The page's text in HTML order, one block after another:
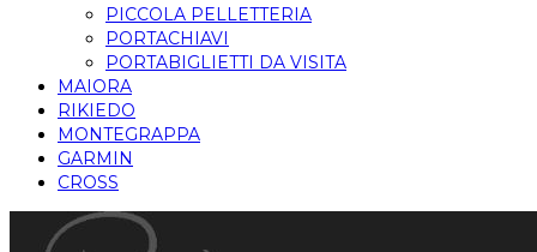
PICCOLA PELLETTERIA
PORTACHIAVI
PORTABIGLIETTI DA VISITA
MAIORA
RIKIEDO
MONTEGRAPPA
GARMIN
CROSS